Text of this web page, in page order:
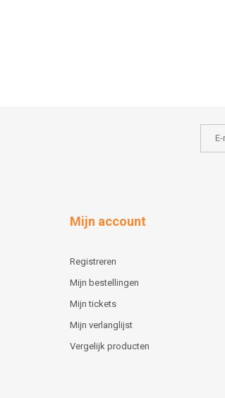
Mijn account
Registreren
Mijn bestellingen
Mijn tickets
Mijn verlanglijst
Vergelijk producten